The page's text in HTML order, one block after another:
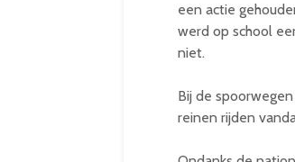
een actie
werd op school
niet.
Bij de
reinen rijden